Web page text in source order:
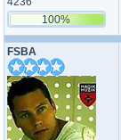
100%
FSBA